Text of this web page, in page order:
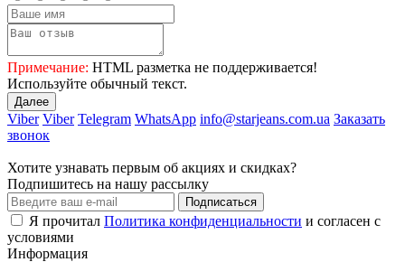
Примечание: HTML разметка не поддерживается!
Используйте обычный текст.
Далее
Viber Viber Telegram WhatsApp info@starjeans.com.ua Заказать
звонок
Хотите узнавать первым об акциях и скидках?
Подпишитесь на нашу рассылку
Подписаться
Я прочитал Политика конфиденциальности и согласен с
условиями
Информация